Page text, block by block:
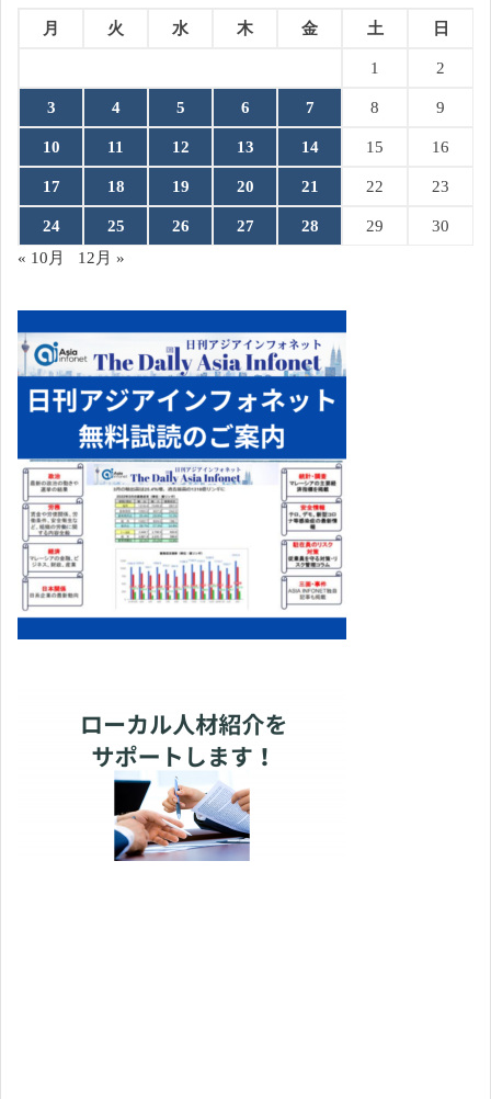
月 火 水 木 金 土 日
1 2
3 4 5 6 7 8 9
10 11 12 13 14 15 16
17 18 19 20 21 22 23
24 25 26 27 28 29
30
« 10月
12月 »